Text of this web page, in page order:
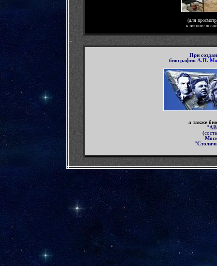
(для
кликните
-
При
биография А.П.
а также
(